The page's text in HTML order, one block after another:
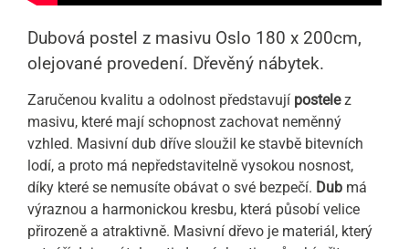
Dubová postel z masivu Oslo 180 x 200cm,
olejované provedení. Dřevěný nábytek.
Zaručenou kvalitu a odolnost představují postelez
masivu, které mají schopnost zachovat neměnný
vzhled. Masivní dub dříve sloužil ke stavbě bitevních
lodí, a proto má nepředstavitelně vysokou nosnost,
díky které se nemusíte obávat o své bezpečí. Dub má
výraznou a harmonickou kresbu, která působí velice
přirozeně a atraktivně. Masivní dřevo je materiál, který